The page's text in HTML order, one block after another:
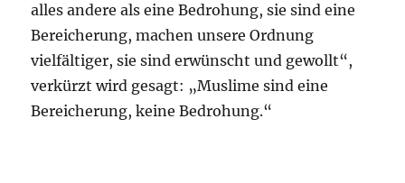
alles andere als eine Bedrohung, sie sind eine
Bereicherung, machen unsere Ordnung
vielfältiger, sie sind erwünscht und gewollt“,
verkürzt wird gesagt: „Muslime sind eine
Bereicherung, keine Bedrohung.“